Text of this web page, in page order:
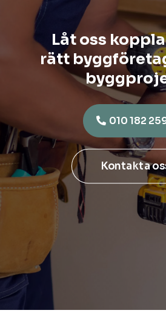
Låt oss
rätt
010 182
Kontakta